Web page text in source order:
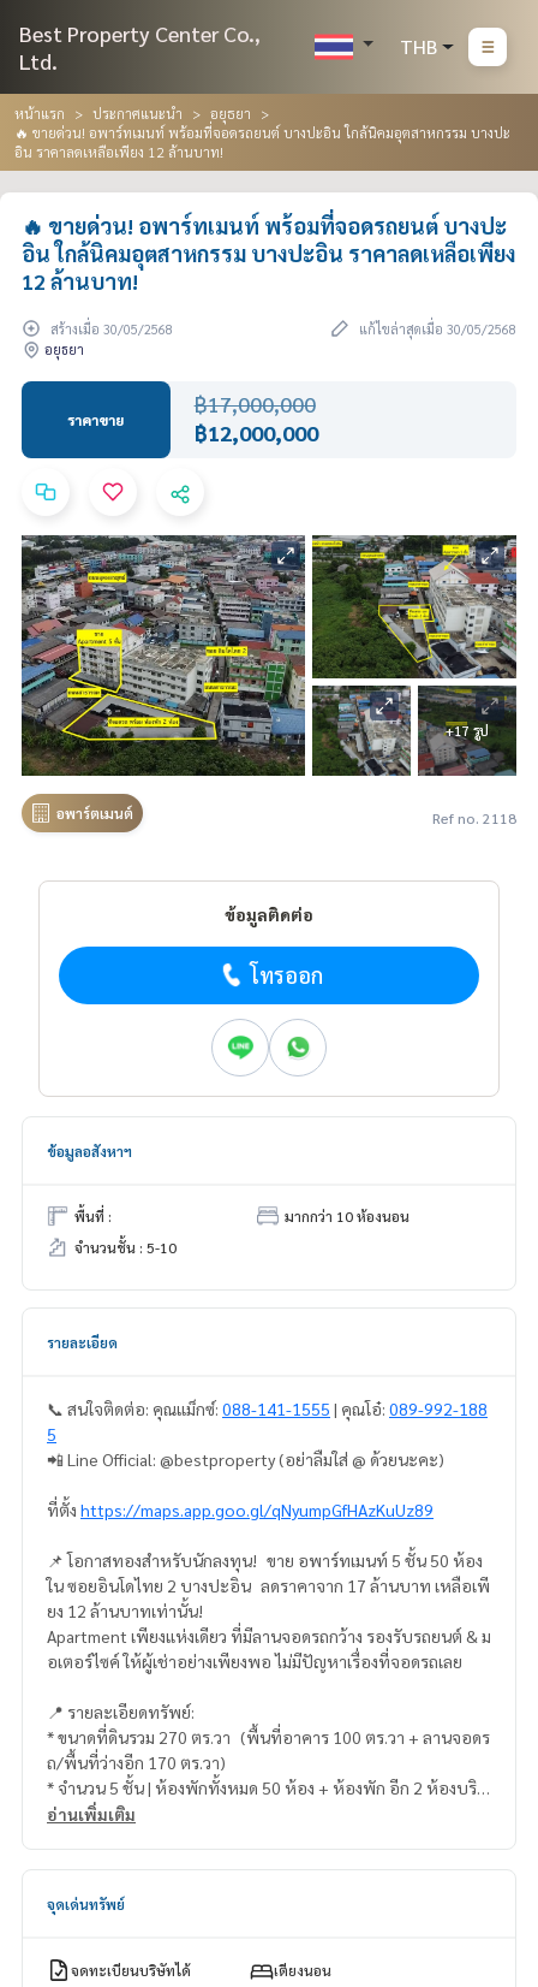
Best Property Center Co.,
Ltd.
THB
หน้าแรก ประกาศแนะนำ
อยุธยา
🔥 ขายด่วน! อพาร์ทเมนท์ พร้อมที่จอดรถยนต์ บางปะอิน ใกล้นิคมอุตสาหกรรม บางปะ
อิน ราคาลดเหลือเพียง 12 ล้านบาท!
🔥 ขายด่วน! อพาร์ทเมนท์ พร้อมที่จอดรถยนต์ บางปะ
อิน ใกล้นิคมอุตสาหกรรม บางปะอิน ราคาลดเหลือเพียง
12 ล้านบาท!
สร้างเมื่อ 30/05/2568
แก้ไขล่าสุดเมื่อ 30/05/2568
อยุธยา
ราคาขาย
฿17,000,000
฿12,000,000
+17 รูป
อพาร์ตเมนต์ Ref no. 2118
ข้อมูลติดต่อ
โทรออก
ข้อมูลอสังหาฯ
พื้นที่ :
มากกว่า 10 ห้องนอน
จำนวนชั้น : 5-10
รายละเอียด
📞 สนใจติดต่อ: คุณแม็กซ์: 088-141-1555 | คุณโอ๋: 089-992-188
5
📲 Line Official: @bestproperty (อย่าลืมใส่ @ ด้วยนะคะ)
ที่ตั้ง https://maps.app.goo.gl/qNyumpGfHAzKuUz89
📌 โอกาสทองสำหรับนักลงทุน! ขาย อพาร์ทเมนท์ 5 ชั้น 50 ห้อง
ใน ซอยอินโดไทย 2 บางปะอิน ลดราคาจาก 17 ล้านบาท เหลือเพี
ยง 12 ล้านบาทเท่านั้น!
Apartment เพียงแห่งเดียว ที่มีลานจอดรถกว้าง รองรับรถยนต์ & ม
อเตอร์ไซค์ ให้ผู้เช่าอย่างเพียงพอ ไม่มีปัญหาเรื่องที่จอดรถเลย
📍 รายละเอียดทรัพย์:
* ขนาดที่ดินรวม 270 ตร.วา (พื้นที่อาคาร 100 ตร.วา + ลานจอดร
ถ/พื้นที่ว่างอีก 170 ตร.วา)
* จำนวน 5 ชั้น | ห้องพักทั้งหมด 50 ห้อง + ห้องพัก อีก 2 ห้องบริเว
ณ ลานจอดรถ
* แบ่งเป็น: 🔹 ห้องแอร์ 25 ห้อง 🔹 ห้องพัดลม 25 ห้อง 🔹 รายวั
* มีรายได้เสริมจาก: เครื่องซักผ้าหยอดเหรียญ | ตู้น้ำ | อินเทอร์เน็ต
อ่านเพิ่มเติม
จุดเด่นทรัพย์
จดทะเบียนบริษัทได้ เตียงนอน